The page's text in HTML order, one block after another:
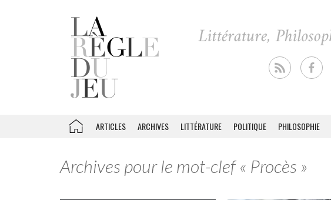
ARTICLES ARCHIVES LITTÉRATURE POLITIQUE PHILOSOPHIE
Archives pour le mot-clef « Procès »